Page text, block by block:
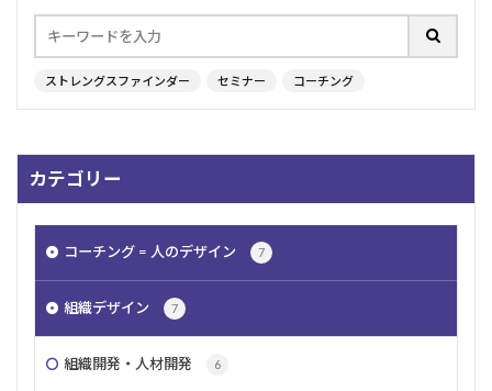
ストレングスファインダー セミナー コーチング
カテゴリー
コーチング = 人のデザイン 7
組織デザイン 7
組織開発・人材開発 6